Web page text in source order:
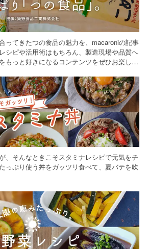
ってきたつの食品の魅力を、macaroniの記事
シピや活用術はもちろん、製造現場や品質へ
もっと好きになるコンテンツをぜひお楽しみ
、そんなときこそスタミナレシピで元気をチ
っぷり使う丼をガッツリ食べて、夏バテを吹